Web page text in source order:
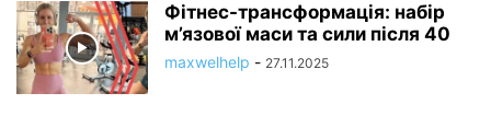
Фітнес-трансформація: набір
м’язової маси та сили після 40
maxwelhelp - 27.11.2025